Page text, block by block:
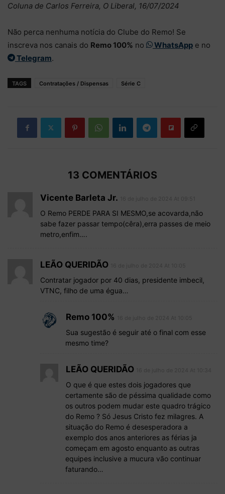
Coluna de Carlos Ferreira, O Liberal, 16/07/2024
Não perca nenhuma notícia do Clube do Remo! Se
inscreva nos canais do Remo 100% no WhatsApp e no
Telegram.
TAGS Contratações / Dispensas Série C
13 COMENTÁRIOS
Vicente Barleta Jr.
O Remo PERDE PARA SI MESMO,se acovarda,não
sabe fazer passar tempo(cêra),erra passes de meio
metro,enfim….
LEÃO QUERIDÃO
Contratar jogador por 40 dias, presidente imbecil,
VTNC, filho de uma égua…
Remo 100%
Sua sugestão é seguir até o final com esse
mesmo time?
LEÃO QUERIDÃO
O que é que estes dois jogadores que
certamente são de péssima qualidade como
os outros podem mudar este quadro trágico
do Remo ? Só Jesus Cristo fez milagres. A
situação do Remo é desesperadora a
exemplo dos anos anteriores as férias ja
começam em agosto enquanto as outras
equipes inclusive a mucura vão continuar
faturando…